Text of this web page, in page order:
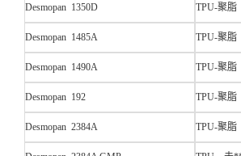
Desmopan 1350D TPU-聚脂
Desmopan 1485A TPU-聚脂
Desmopan 1490A TPU-聚脂
Desmopan 192 TPU-聚脂
Desmopan 2384A TPU-聚脂